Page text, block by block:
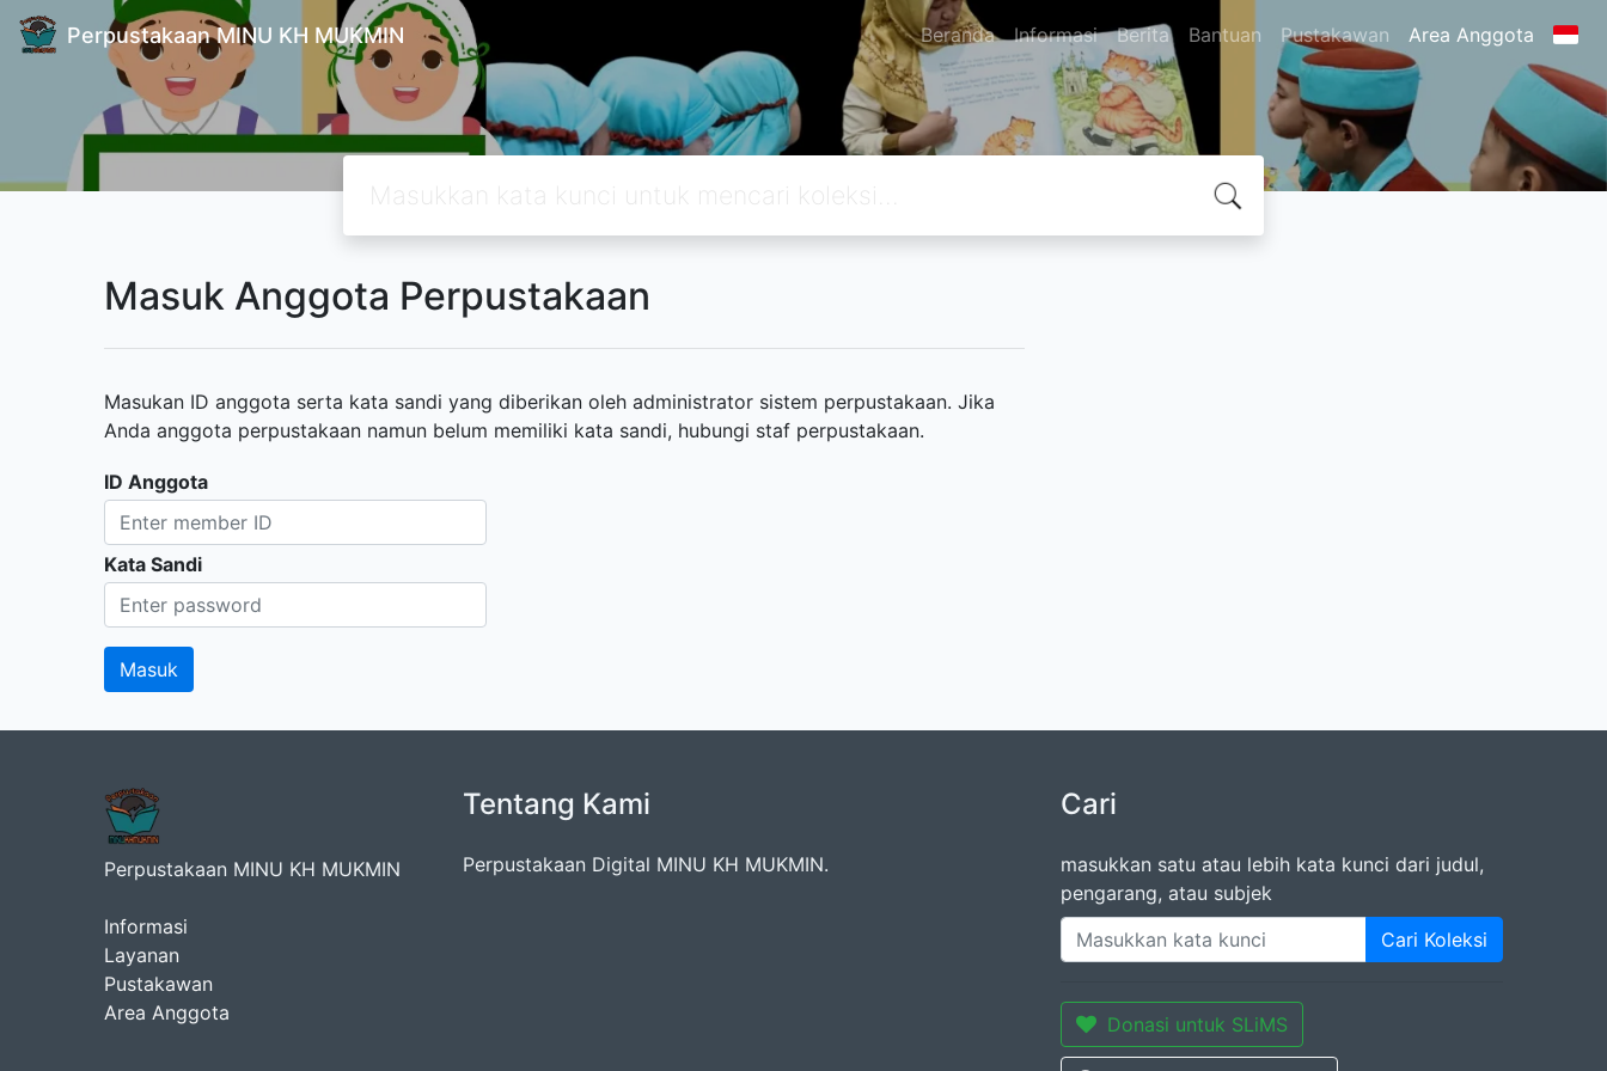
Perpustakaan MINU KH MUKMIN Beranda Informasi Berita Bantuan Pustakawan Area Anggota
Masuk Anggota Perpustakaan
Masukan ID anggota serta kata sandi yang diberikan oleh administrator sistem perpustakaan. Jika
Anda anggota perpustakaan namun belum memiliki kata sandi, hubungi staf perpustakaan.
ID Anggota
Kata Sandi
Perpustakaan MINU KH MUKMIN
Informasi
Layanan
Pustakawan
Area Anggota
Tentang Kami
Perpustakaan Digital MINU KH MUKMIN.
Cari
masukkan satu atau lebih kata kunci dari judul,
pengarang, atau subjek
Cari Koleksi
Donasi untuk SLiMS